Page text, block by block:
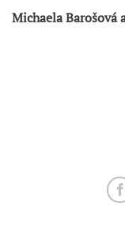
Michaela Barošová